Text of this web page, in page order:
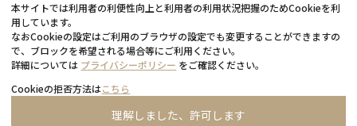
プライバシーポリシー
よくあるご質問
特定商取引法に基づく表記
©CLAMP・ShigatsuTsuitachi CO.,LTD.
本サイトでは利用者の利便性向上と利用者の利用状況把握のためCookieを利
用しています。
なおCookieの設定はご利用のブラウザの設定でも変更することができますの
で、ブロックを希望される場合等にご利用ください。
詳細については プライバシーポリシー をご確認ください。
Cookieの拒否方法はこちら
理解しました、許可します